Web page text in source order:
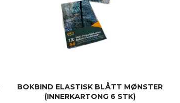
BOKBIND ELASTISK BLÅTT MØNSTER
(INNERKARTONG 6 STK)